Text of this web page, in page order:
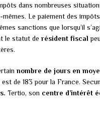
dans nombreuses
Le paiement des
sanctions que lorsqu’il
le statut de résident fiscal
nombre de jours en
de 183 pour la France.
Tertio, son centre d’intérêt